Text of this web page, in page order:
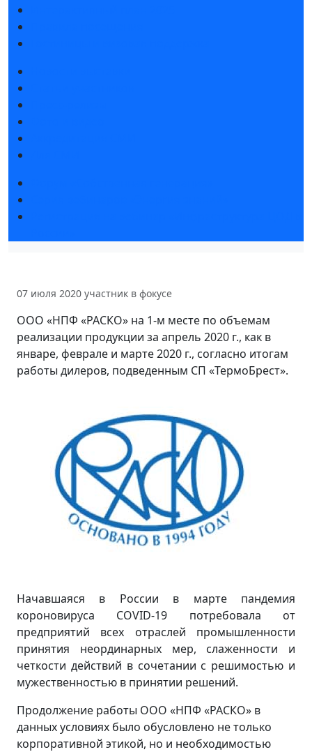
07 июля 2020 участник в фокусе
ООО «НПФ «РАСКО» на 1-м месте по объемам
реализации продукции за апрель 2020 г., как в
январе, феврале и марте 2020 г., согласно итогам
работы дилеров, подведенным СП «ТермоБрест».
Начавшаяся в России в марте пандемия
короновируса COVID-19 потребовала от
предприятий всех отраслей промышленности
принятия неординарных мер, слаженности и
четкости действий в сочетании с решимостью и
мужественностью в принятии решений.
Продолжение работы ООО «НПФ «РАСКО» в
данных условиях было обусловлено не только
корпоративной этикой, но и необходимостью